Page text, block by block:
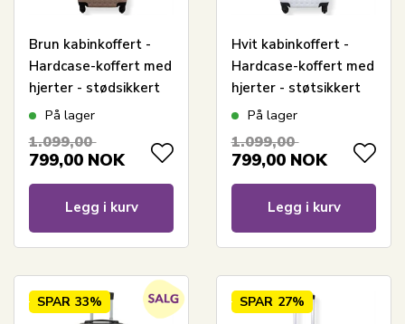
Brun kabinkoffert -
Hardcase-koffert med
hjerter - stødsikkert
polypropylen -
På lager
1.099,00
799,00 NOK
Legg i kurv
Hvit kabinkoffert -
Hardcase-koffert med
hjerter - støtsikkert
polypropylen -
På lager
1.099,00
799,00 NOK
Legg i kurv
SPAR 33% SPAR 27%